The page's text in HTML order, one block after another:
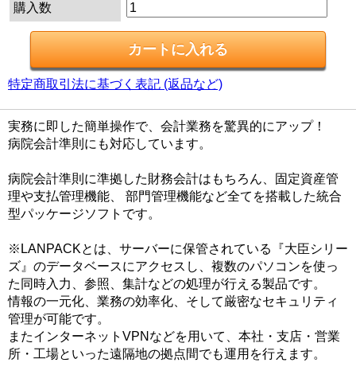
購入数
特定商取引法に基づく表記 (返品など)
実務に即した簡単操作で、会計業務を驚異的にアップ！
病院会計準則にも対応しています。
病院会計準則に準拠した財務会計はもちろん、固定資産管
理や支払管理機能、 部門管理機能など全てを搭載した統合
型パッケージソフトです。
※LANPACKとは、サーバーに保管されている『大臣シリー
ズ』のデータベースにアクセスし、複数のパソコンを使っ
た同時入力、参照、集計などの処理が行える製品です。
情報の一元化、業務の効率化、そして厳密なセキュリティ
管理が可能です。
またインターネットVPNなどを用いて、本社・支店・営業
所・工場といった遠隔地の拠点間でも運用を行えます。